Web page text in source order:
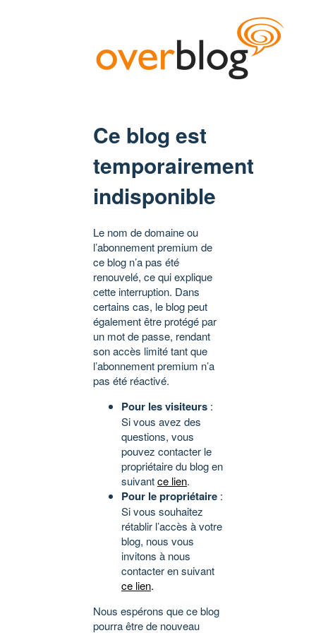
Ce blog est
temporairement
indisponible
Le nom de domaine ou
l’abonnement premium de
ce blog n’a pas été
renouvelé, ce qui explique
cette interruption. Dans
certains cas, le blog peut
également être protégé par
un mot de passe, rendant
son accès limité tant que
l’abonnement premium n’a
pas été réactivé.
Pour les visiteurs :
Si vous avez des
questions, vous
pouvez contacter le
propriétaire du blog en
suivantce lien.
Pour le propriétaire :
Si vous souhaitez
rétablir l’accès à votre
blog, nous vous
invitons à nous
contacter en suivant
ce lien.
Nous espérons que ce blog
pourra être de nouveau